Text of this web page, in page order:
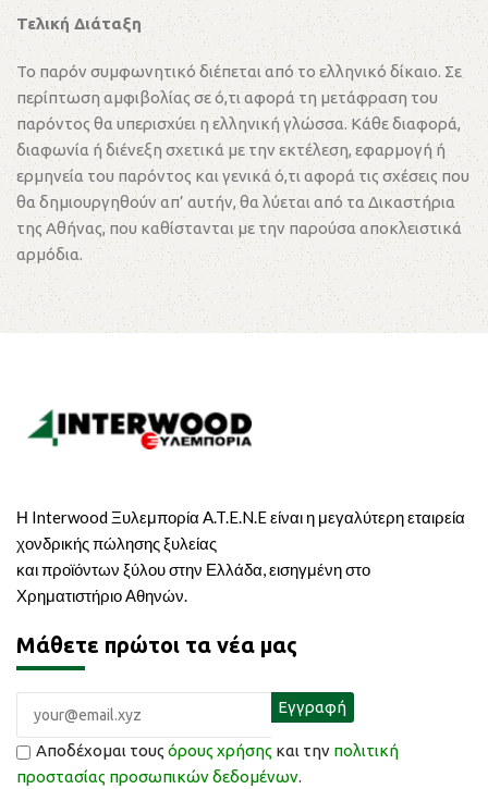
Τελική Διάταξη
Το παρόν συμφωνητικό διέπεται από το ελληνικό δίκαιο. Σε
περίπτωση αμφιβολίας σε ό,τι αφορά τη μετάφραση του
παρόντος θα υπερισχύει η ελληνική γλώσσα. Κάθε διαφορά,
διαφωνία ή διένεξη σχετικά με την εκτέλεση, εφαρμογή ή
ερμηνεία του παρόντος και γενικά ό,τι αφορά τις σχέσεις που
θα δημιουργηθούν απ’ αυτήν, θα λύεται από τα Δικαστήρια
της Αθήνας, που καθίστανται με την παρούσα αποκλειστικά
αρμόδια.
Η Interwood Ξυλεμπορία A.T.E.N.E είναι η μεγαλύτερη εταιρεία
χονδρικής πώλησης ξυλείας
και προϊόντων ξύλου στην Ελλάδα, εισηγμένη στο
Χρηματιστήριο Αθηνών.
Μάθετε πρώτοι τα νέα μας
Αποδέχομαι τους όρους χρήσης και την πολιτική
προστασίας προσωπικών δεδομένων.